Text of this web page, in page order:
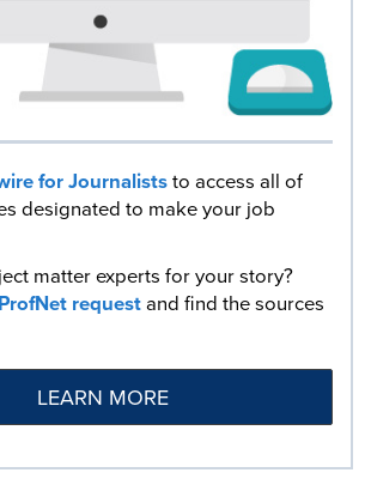
for Journaliststo access all of
designated to make your job
matter experts for your story?
requestand find the sources
LEARN MORE